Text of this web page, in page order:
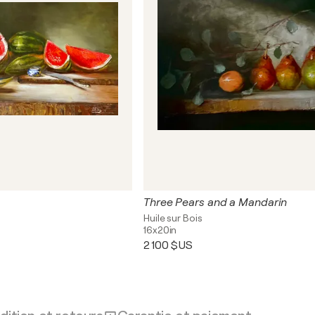
Three Pears and a Mandarin
Huile sur Bois
16x20in
2 100 $US